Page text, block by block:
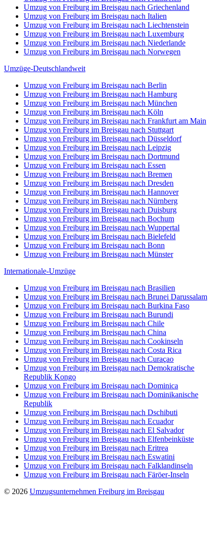
Umzug von Freiburg im Breisgau nach Griechenland
Umzug von Freiburg im Breisgau nach Italien
Umzug von Freiburg im Breisgau nach Liechtenstein
Umzug von Freiburg im Breisgau nach Luxemburg
Umzug von Freiburg im Breisgau nach Niederlande
Umzug von Freiburg im Breisgau nach Norwegen
Umzüge-Deutschlandweit
Umzug von Freiburg im Breisgau nach Berlin
Umzug von Freiburg im Breisgau nach Hamburg
Umzug von Freiburg im Breisgau nach München
Umzug von Freiburg im Breisgau nach Köln
Umzug von Freiburg im Breisgau nach Frankfurt am Main
Umzug von Freiburg im Breisgau nach Stuttgart
Umzug von Freiburg im Breisgau nach Düsseldorf
Umzug von Freiburg im Breisgau nach Leipzig
Umzug von Freiburg im Breisgau nach Dortmund
Umzug von Freiburg im Breisgau nach Essen
Umzug von Freiburg im Breisgau nach Bremen
Umzug von Freiburg im Breisgau nach Dresden
Umzug von Freiburg im Breisgau nach Hannover
Umzug von Freiburg im Breisgau nach Nürnberg
Umzug von Freiburg im Breisgau nach Duisburg
Umzug von Freiburg im Breisgau nach Bochum
Umzug von Freiburg im Breisgau nach Wuppertal
Umzug von Freiburg im Breisgau nach Bielefeld
Umzug von Freiburg im Breisgau nach Bonn
Umzug von Freiburg im Breisgau nach Münster
Internationale-Umzüge
Umzug von Freiburg im Breisgau nach Brasilien
Umzug von Freiburg im Breisgau nach Brunei Darussalam
Umzug von Freiburg im Breisgau nach Burkina Faso
Umzug von Freiburg im Breisgau nach Burundi
Umzug von Freiburg im Breisgau nach Chile
Umzug von Freiburg im Breisgau nach China
Umzug von Freiburg im Breisgau nach Cookinseln
Umzug von Freiburg im Breisgau nach Costa Rica
Umzug von Freiburg im Breisgau nach Curaçao
Umzug von Freiburg im Breisgau nach Demokratische
Republik Kongo
Umzug von Freiburg im Breisgau nach Dominica
Umzug von Freiburg im Breisgau nach Dominikanische
Republik
Umzug von Freiburg im Breisgau nach Dschibuti
Umzug von Freiburg im Breisgau nach Ecuador
Umzug von Freiburg im Breisgau nach El Salvador
Umzug von Freiburg im Breisgau nach Elfenbeinküste
Umzug von Freiburg im Breisgau nach Eritrea
Umzug von Freiburg im Breisgau nach Eswatini
Umzug von Freiburg im Breisgau nach Falklandinseln
Umzug von Freiburg im Breisgau nach Färöer-Inseln
© 2026 Umzugsunternehmen Freiburg im Breisgau